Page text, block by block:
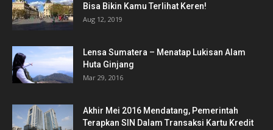
Bisa Bikin Kamu Terlihat Keren!
Aug 12, 2019
Lensa Sumatera – Menatap Lukisan Alam
Huta Ginjang
Mar 29, 2016
Akhir Mei 2016 Mendatang, Pemerintah
Terapkan SIN Dalam Transaksi Kartu Kredit